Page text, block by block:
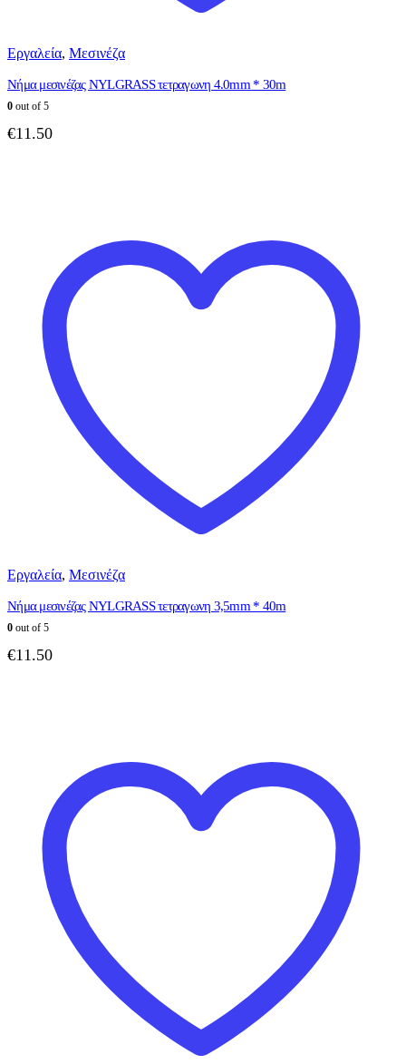
Εργαλεία, Μεσινέζα
Νήμα μεσινέζας NYLGRASS τετραγωνη 4.0mm * 30m
0 out of 5
€11.50
Εργαλεία, Μεσινέζα
Νήμα μεσινέζας NYLGRASS τετραγωνη 3,5mm * 40m
0 out of 5
€11.50